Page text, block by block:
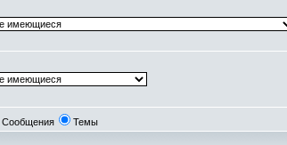
Сообщения Темы